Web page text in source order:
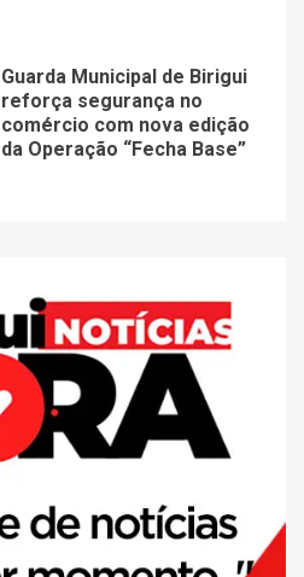
Guarda Municipal de Birigui
reforça segurança no
comércio com nova edição
da Operação “Fecha Base”